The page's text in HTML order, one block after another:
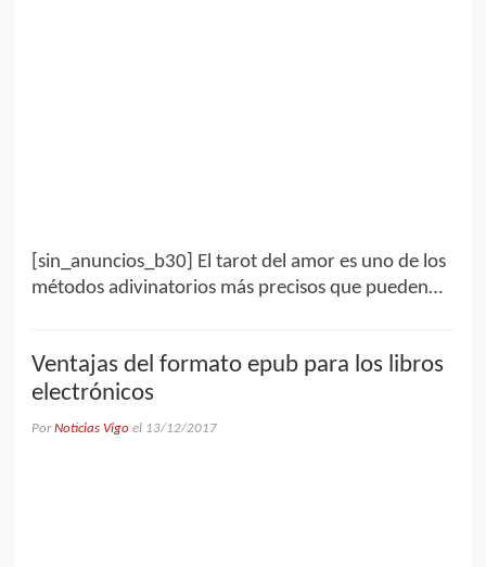
[sin_anuncios_b30] El tarot del amor es uno de los
métodos adivinatorios más precisos que pueden…
Ventajas del formato epub para los libros
electrónicos
PorNoticias Vigo el 13/12/2017